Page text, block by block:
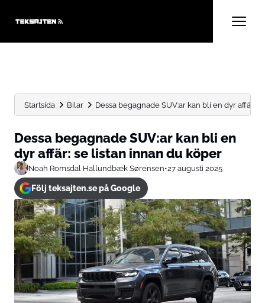
Startsida Bilar Dessa begagnade SUV:ar kan bli en dyr affär: se
Dessa begagnade SUV:ar kan bli en
dyr affär: se listan innan du köper
Noah Romsdal Hallundbæk Sørensen•27 augusti 2025
Följ teksajten.se på Google